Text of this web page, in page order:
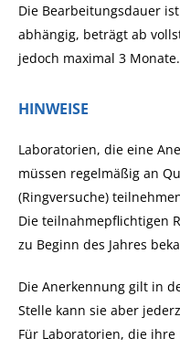
Die Bearbeitungsdauer
abhängig, beträgt ab
jedoch maximal 3 Monate.
HINWEISE
Laboratorien, die eine
müssen regelmäßig an
(Ringversuche)
Die teilnahmepflichtigen
zu Beginn des Jahres
Die Anerkennung gilt in
Stelle kann sie aber
Für Laboratorien, die